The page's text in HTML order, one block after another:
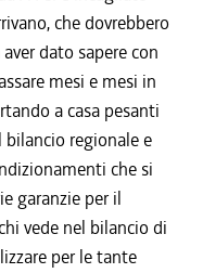
che dovrebbero
dato sapere con
mesi e mesi in
a casa pesanti
regionale e
che si
garanzie per il
vede nel bilancio di
per le tante